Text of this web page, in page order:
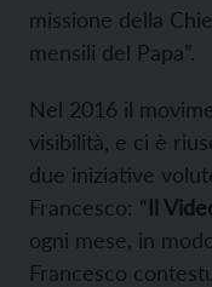
missione della
mensili del Papa”.
Nel 2016 il
visibilità, e ci è
due iniziative
Francesco: “Il
ogni mese, in
Francesco